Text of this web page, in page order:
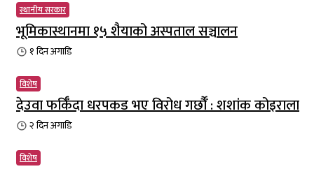
स्थानीय सरकार
भूमिकास्थानमा १५ शैयाको अस्पताल सञ्चालन
१ दिनअगाडि
विशेष
देउवा फर्किँदा धरपकड भए विरोध गर्छौँं : शशांक कोइराला
२ दिनअगाडि
विशेष